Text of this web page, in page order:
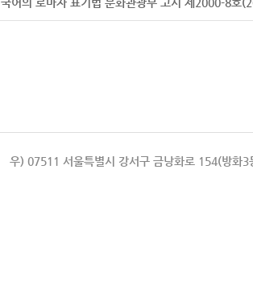
우) 07511 서울특별시 강서구 금낭화로 154(방화3